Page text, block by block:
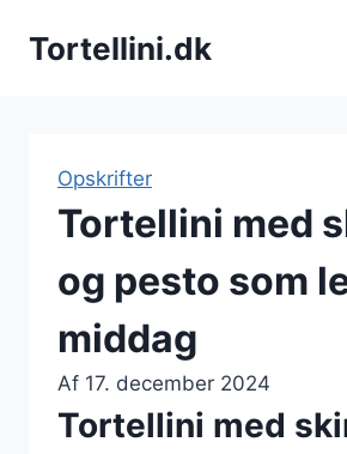
Tortellini.dk
Opskrifter
Tortellini med
og pesto som
middag
Af 17. december 2024
Tortellini med